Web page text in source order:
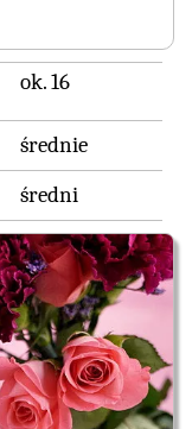
ok. 16
średnie
średni